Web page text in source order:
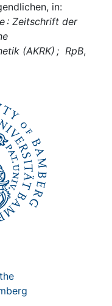
in:
: Zeitschrift der
(AKRK) ; RpB,